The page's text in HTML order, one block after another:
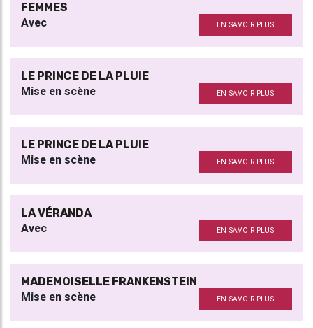
FEMMES
Avec EN SAVOIR PLUS
LE PRINCE DE LA PLUIE
Mise en scène EN SAVOIR PLUS
LE PRINCE DE LA PLUIE
Mise en scène EN SAVOIR PLUS
LA VÉRANDA
Avec EN SAVOIR PLUS
MADEMOISELLE FRANKENSTEIN
Mise en scène EN SAVOIR PLUS